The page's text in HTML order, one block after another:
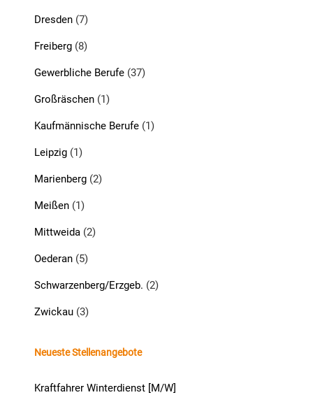
Dresden(7)
Freiberg(8)
Gewerbliche Berufe(37)
Großräschen(1)
Kaufmännische Berufe(1)
Leipzig(1)
Marienberg(2)
Meißen(1)
Mittweida(2)
Oederan(5)
Schwarzenberg/Erzgeb. (2)
Zwickau(3)
Neueste Stellenangebote
Kraftfahrer Winterdienst [M/W]